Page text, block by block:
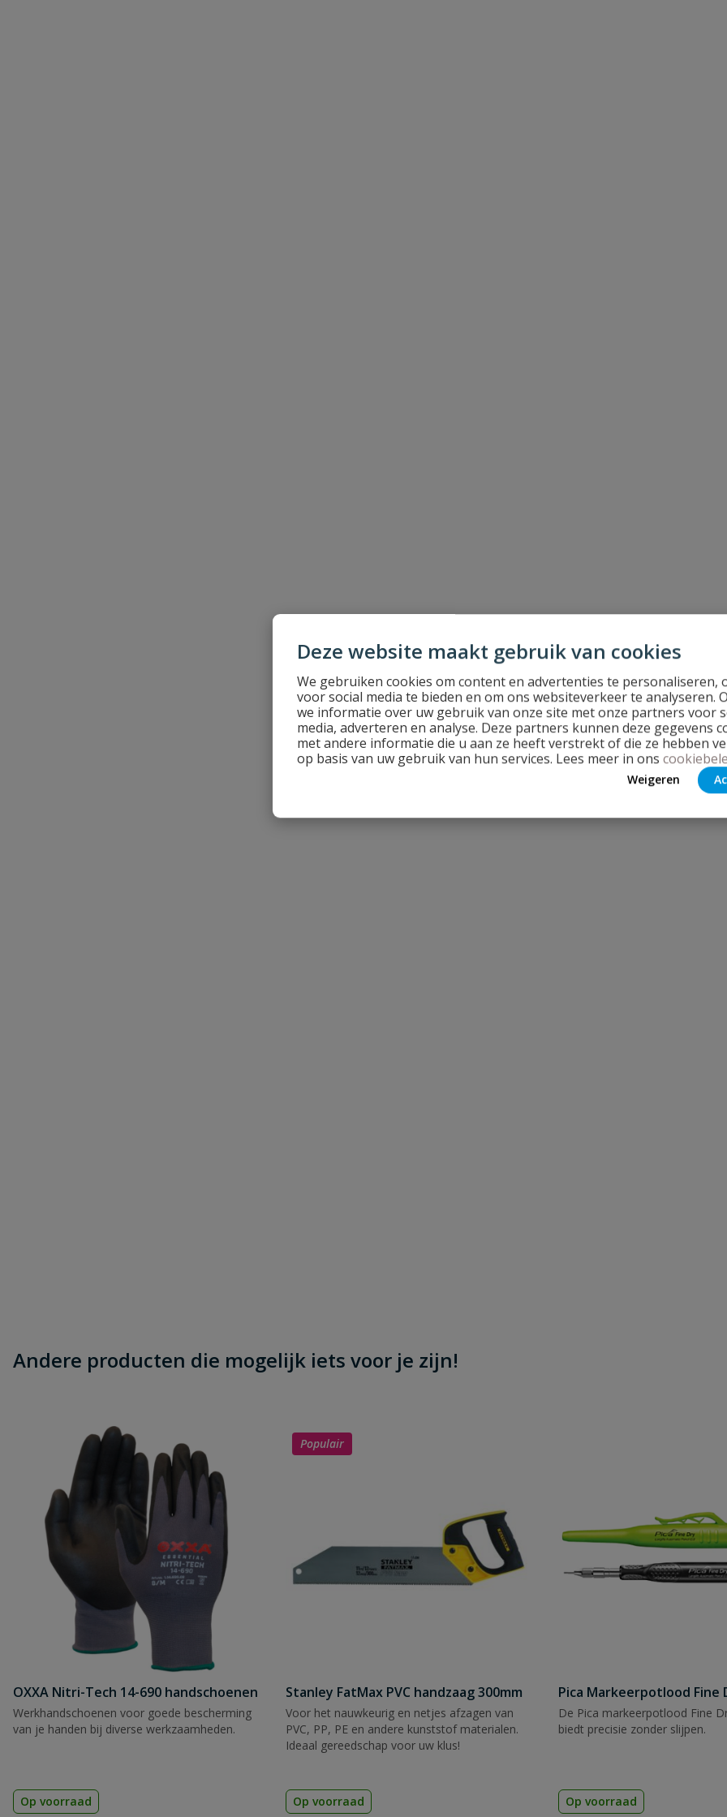
Deze website maakt gebruik van cookies
We gebruiken cookies om content en advertenties te personaliseren,
voor social media te bieden en om ons websiteverkeer te analyseren.
we informatie over uw gebruik van onze site met onze partners voor
media, adverteren en analyse. Deze partners kunnen deze gegevens
met andere informatie die u aan ze heeft verstrekt of die ze hebben
op basis van uw gebruik van hun services. Lees meer in ons
Weigeren
Andere producten die mogelijk iets voor je zijn!
OXXA Nitri-Tech 14-690 handschoenen
Werkhandschoenen voor goede bescherming
van je handen bij diverse werkzaamheden.
Op voorraad
Populair
Stanley FatMax PVC handzaag 300mm
Voor het nauwkeurig en netjes afzagen van
PVC, PP, PE en andere kunststof materialen.
Ideaal gereedschap voor uw klus!
Op voorraad
Pica Markeerpotlood Fine
De Pica markeerpotlood Fine
biedt precisie zonder slijpen.
Op voorraad